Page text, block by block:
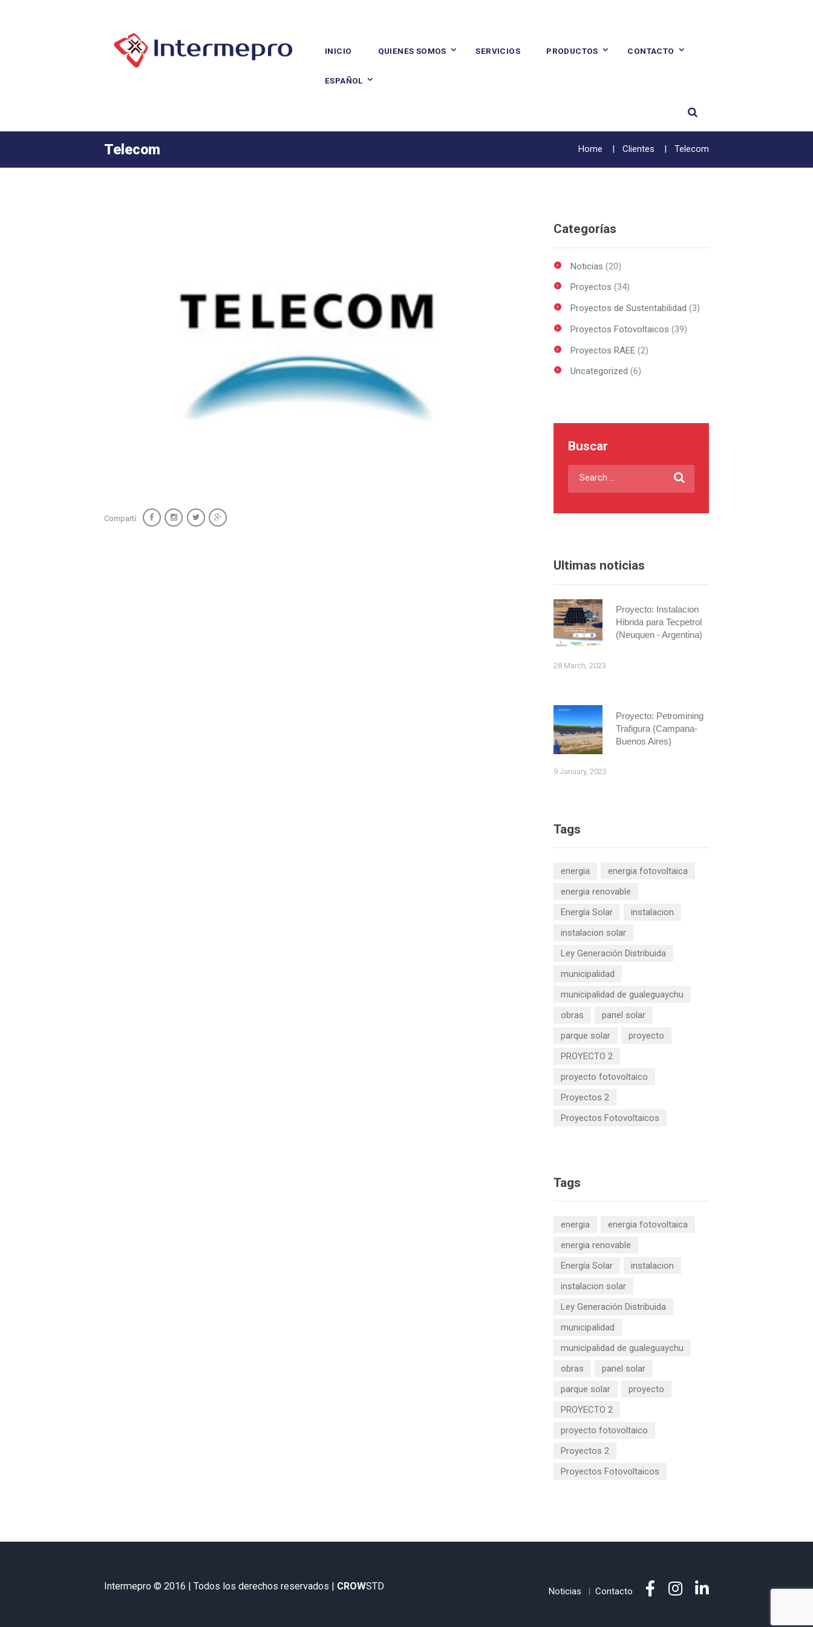
INICIO QUIENES SOMOS SERVICIOS PRODUCTOS CONTACTO
ESPAÑOL
Telecom Home Clientes Telecom
Compartí:
Categorías
Noticias (20)
Proyectos (34)
Proyectos de Sustentabilidad (3)
Proyectos Fotovoltaicos (39)
Proyectos RAEE(2)
Uncategorized (6)
Buscar
Ultimas noticias
Proyecto: Instalacion
Hibrida para Tecpetrol
(Neuquen - Argentina)
28 March, 2023
Proyecto: Petromining
Trafigura (Campana-
Buenos Aires)
9 January, 2023
Tags
energia
energia fotovoltaica
energia renovable
Energía Solar
instalacion
instalacion solar
Ley Generación Distribuida
municipalidad
municipalidad de gualeguaychu
obras
panel solar
parque solar
proyecto
PROYECTO 2
proyecto fotovoltaico
Proyectos 2
Proyectos Fotovoltaicos
Tags
energia
energia fotovoltaica
energia renovable
Energía Solar
instalacion
instalacion solar
Ley Generación Distribuida
municipalidad
municipalidad de gualeguaychu
obras
panel solar
parque solar
proyecto
PROYECTO 2
proyecto fotovoltaico
Proyectos 2
Proyectos Fotovoltaicos
Noticias Contacto
Intermepro © 2016 | Todos los derechos reservados | CROWSTD